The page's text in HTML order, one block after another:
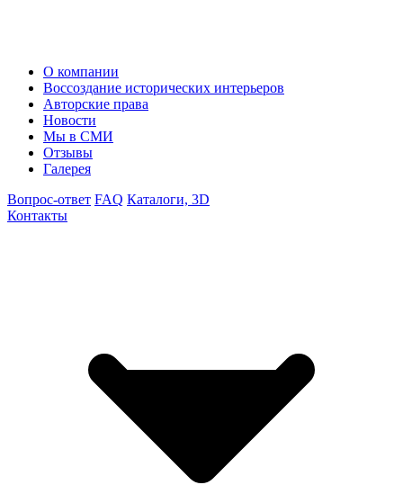
О компании
Воссоздание исторических интерьеров
Авторские права
Новости
Мы в СМИ
Отзывы
Галерея
Вопрос-ответ FAQ Каталоги, 3D
Контакты